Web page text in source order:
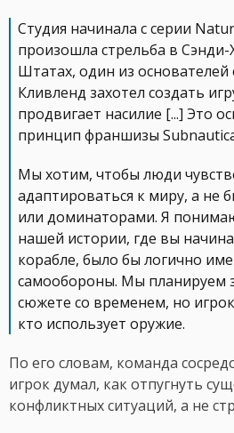
Студия начинала с серии
произошла стрельба в
Штатах, один из основателей
Кливленд захотел создать
продвигает насилие [...] Это
принцип франшизы
Мы хотим, чтобы люди
адаптироваться к миру, а не
или доминаторами. Я
нашей истории, где вы
корабле, было бы логично
самообороны. Мы планируем
сюжете со временем, но
кто использует оружие.
По его словам, команда
игрок думал, как отпугнуть
конфликтных ситуаций, а не